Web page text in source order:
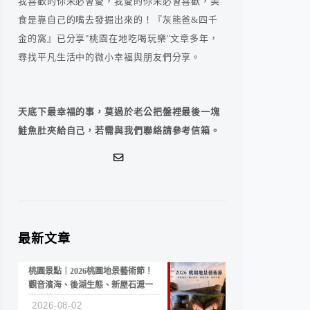
食是靠自己的嘴去發掘出來的！『灰熊爸&四千
金的窩』已分享"桃園在地吃喝玩樂"文章多年，
尋找平凡生活中的微小幸福與朋友們分享。
天底下最幸福的事，莫過於老公把盤裡最後一塊
鮭魚肚夾給自己，若需與我們聯絡請參考信箱。
最新文章
桃園景點｜2026桃園地景藝術節！
觀音濱海、後湖生態、新屋石滬一
2026-08-02